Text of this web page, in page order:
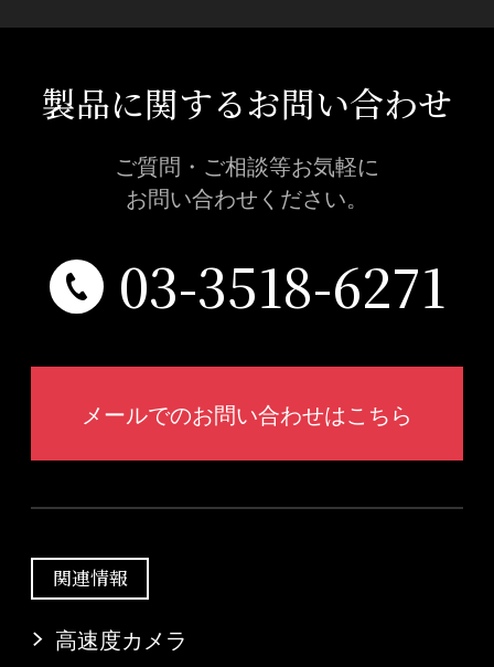
製品に関するお問い合わせ
ご質問・ご相談等お気軽に
お問い合わせください。
03-3518-6271
メールでのお問い合わせはこちら
関連情報
高速度カメラ